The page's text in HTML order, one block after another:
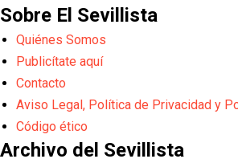
Sobre El Sevillista
Quiénes Somos
Publicítate aquí
Contacto
Aviso Legal, Política de Privacidad y
Código ético
Archivo del Sevillista